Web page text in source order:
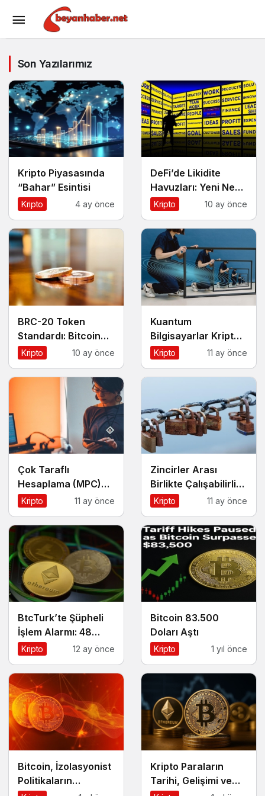
Son Yazılarımız
Kripto Piyasasında
“Bahar” Esintisi
Kripto 4 ay önce
DeFi’de Likidite
Havuzları: Yeni Nesil
Finansın Kalbi
Kripto 10 ay önce
BRC-20 Token
Standardı: Bitcoin
Üzerindeki Deneysel
Kripto 10 ay önce
Kuantum
Bilgisayarlar Kripto
Paraları Tehdit Eder
Kripto 11 ay önce
Çok Taraflı
Hesaplama (MPC)
Nedir?
Kripto 11 ay önce
Zincirler Arası
Birlikte Çalışabilirlik:
Blok Zincirlerin
Kripto 11 ay önce
BtcTurk’te Şüpheli
İşlem Alarmı: 48
Milyon Dolarlık Çıkış
Kripto 12 ay önce
Bitcoin 83.500
Doları Aştı
Kripto 1 yıl önce
Bitcoin, İzolasyonist
Politikaların
Kripto Paraların
Tarihi, Gelişimi ve